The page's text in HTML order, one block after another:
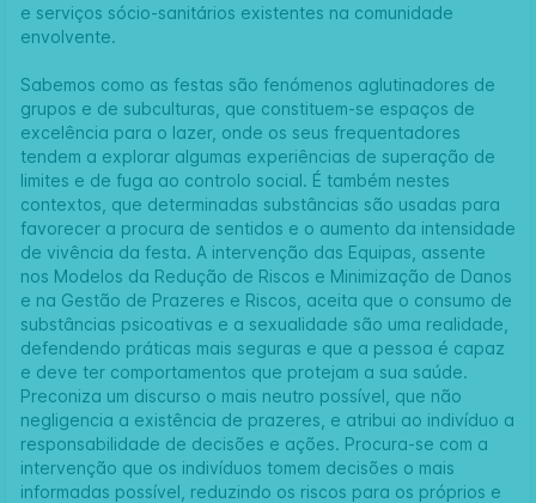
e serviços sócio-sanitários existentes na comunidade
envolvente.
Sabemos como as festas são fenómenos aglutinadores de
grupos e de subculturas, que constituem-se espaços de
excelência para o lazer, onde os seus frequentadores
tendem a explorar algumas experiências de superação de
limites e de fuga ao controlo social. É também nestes
contextos, que determinadas substâncias são usadas para
favorecer a procura de sentidos e o aumento da intensidade
de vivência da festa. A intervenção das Equipas, assente
nos Modelos da Redução de Riscos e Minimização de Danos
e na Gestão de Prazeres e Riscos, aceita que o consumo de
substâncias psicoativas e a sexualidade são uma realidade,
defendendo práticas mais seguras e que a pessoa é capaz
e deve ter comportamentos que protejam a sua saúde.
Preconiza um discurso o mais neutro possível, que não
negligencia a existência de prazeres, e atribui ao indivíduo a
responsabilidade de decisões e ações. Procura-se com a
intervenção que os indivíduos tomem decisões o mais
informadas possível, reduzindo os riscos para os próprios e